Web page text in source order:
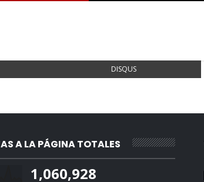
DISQUS
A LA PÁGINA TOTALES
1,060,928